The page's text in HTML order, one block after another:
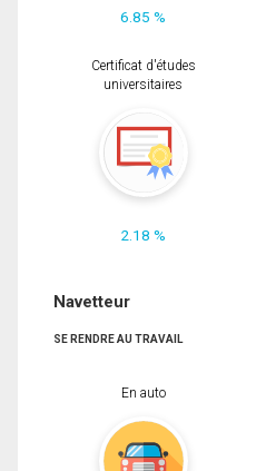
6.85 %
Certificat d'études
universitaires
2.18 %
Navetteur
SE RENDRE AU TRAVAIL
En auto